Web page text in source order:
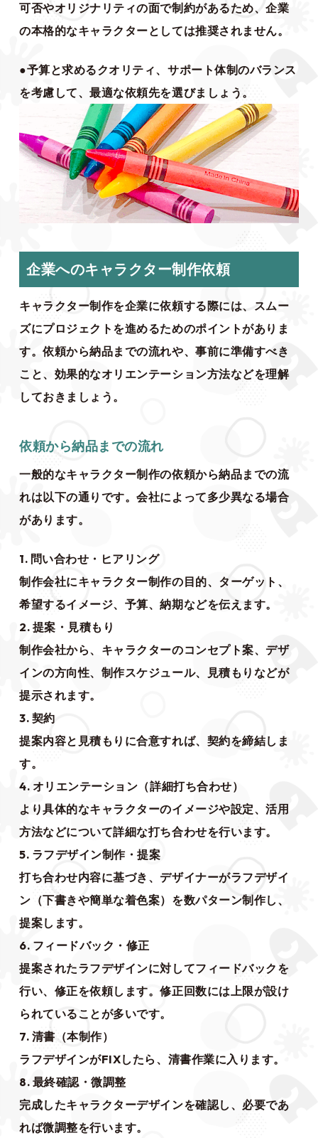
可否やオリジナリティの面で制約があるため、企業
の本格的なキャラクターとしては推奨されません。
●予算と求めるクオリティ、サポート体制のバランス
を考慮して、最適な依頼先を選びましょう。
企業へのキャラクター制作依頼
キャラクター制作を企業に依頼する際には、スムー
ズにプロジェクトを進めるためのポイントがありま
す。依頼から納品までの流れや、事前に準備すべき
こと、効果的なオリエンテーション方法などを理解
しておきましょう。
依頼から納品までの流れ
一般的なキャラクター制作の依頼から納品までの流
れは以下の通りです。会社によって多少異なる場合
があります。
1. 問い合わせ・ヒアリング
制作会社にキャラクター制作の目的、ターゲット、
希望するイメージ、予算、納期などを伝えます。
2. 提案・見積もり
制作会社から、キャラクターのコンセプト案、デザ
インの方向性、制作スケジュール、見積もりなどが
提示されます。
3. 契約
提案内容と見積もりに合意すれば、契約を締結しま
す。
4. オリエンテーション（詳細打ち合わせ）
より具体的なキャラクターのイメージや設定、活用
方法などについて詳細な打ち合わせを行います。
5. ラフデザイン制作・提案
打ち合わせ内容に基づき、デザイナーがラフデザイ
ン（下書きや簡単な着色案）を数パターン制作し、
提案します。
6. フィードバック・修正
提案されたラフデザインに対してフィードバックを
行い、修正を依頼します。修正回数には上限が設け
られていることが多いです。
7. 清書（本制作）
ラフデザインがFIXしたら、清書作業に入ります。
8. 最終確認・微調整
完成したキャラクターデザインを確認し、必要であ
れば微調整を行います。